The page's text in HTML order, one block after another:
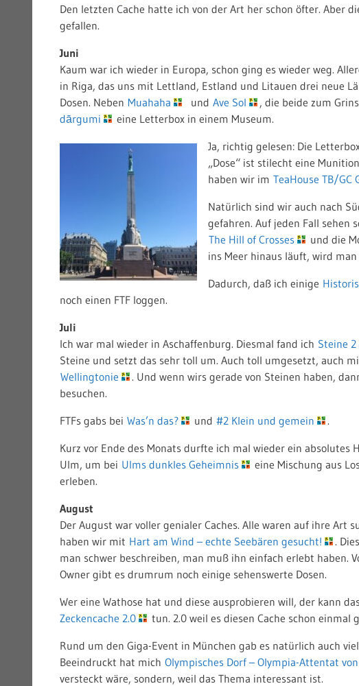
Den letzten Cache hatte ich von der Art her schon öfter. Aber
gefallen.
Juni
Kaum war ich wieder in Europa, schon ging es wieder weg.
in Riga, das uns mit Lettland, Estland und Litauen drei neue
Dosen. Neben Muahaha und Ave Sol , die beide zum
dārgumi
eine Letterbox in einem Museum.
Ja, richtig gelesen: Die
„Dose“ ist stilecht eine
haben wir im TeaHouse TB/GC
Natürlich sind wir auch nach
gefahren. Auf jeden Fall sehen
The Hill of Crosses
und die
ins Meer hinaus läuft, wird
Dadurch, daß ich einige
noch einen FTF loggen.
Juli
Ich war mal wieder in Aschaffenburg. Diesmal fand ich Steine 2
Steine und setzt das sehr toll um. Auch toll umgesetzt, auch
Wellingtonie
. Und wenn wirs gerade von Steinen haben,
besuchen.
FTFs gabs bei Was’n das? und #2 Klein und gemein
.
Kurz vor Ende des Monats durfte ich mal wieder ein absolutes
Ulm, um bei Ulms dunkles Geheimnis
eine Mischung aus
erleben.
August
Der August war voller genialer Caches. Alle waren auf ihre Art
haben wir mit Hart am Wind – echte Seebären gesucht!
.
man schwer beschreiben, man muß ihn einfach erlebt haben.
Owner gibt es drumrum noch einige sehenswerte Dosen.
Wer eine Wathose hat und diese ausprobieren will, der kann
Zeckencache 2.0
tun. 2.0 weil es diesen Cache schon einmal
Rund um den Giga-Event in München gab es natürlich auch
Beeindruckt hat mich Olympisches Dorf – Olympia-Attentat
versteckt wäre, sondern, weil das Thema interessant ist.